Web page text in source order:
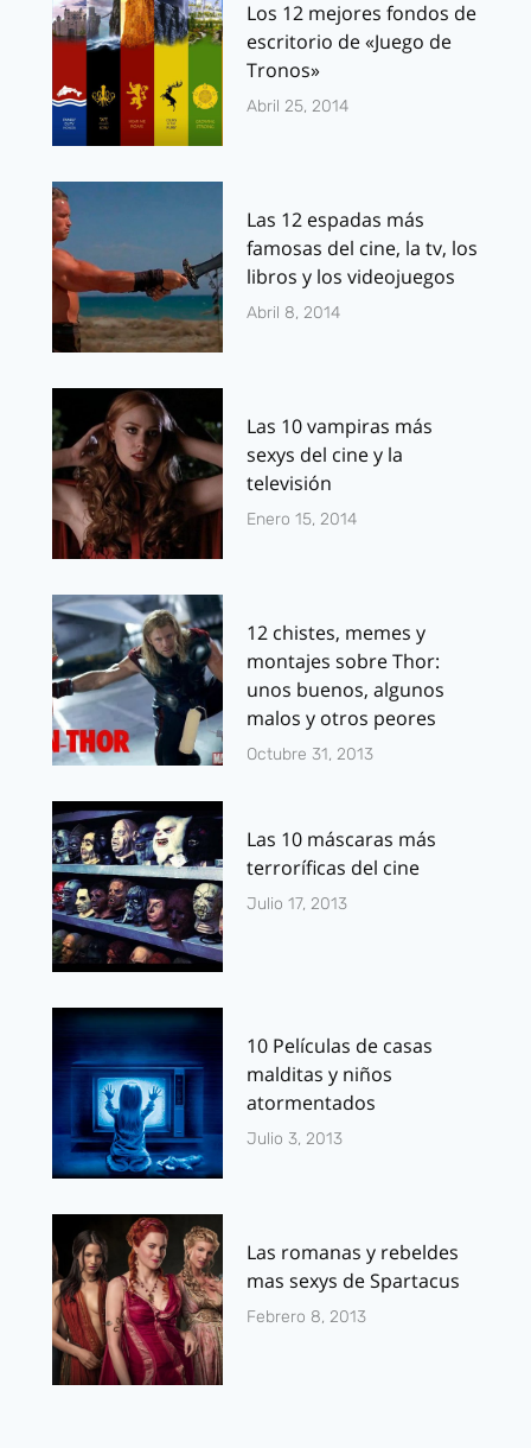
Los 12 mejores fondos de
escritorio de «Juego de
Tronos»
Abril 25, 2014
Las 12 espadas más
famosas del cine, la tv, los
libros y los videojuegos
Abril 8, 2014
Las 10 vampiras más
sexys del cine y la
televisión
Enero 15, 2014
12 chistes, memes y
montajes sobre Thor:
unos buenos, algunos
malos y otros peores
Octubre 31, 2013
Las 10 máscaras más
terroríficas del cine
Julio 17, 2013
10 Películas de casas
malditas y niños
atormentados
Julio 3, 2013
Las romanas y rebeldes
mas sexys de Spartacus
Febrero 8, 2013